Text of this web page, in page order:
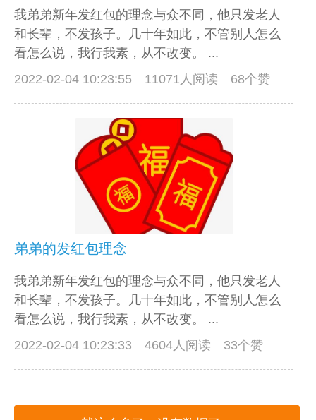
我弟弟新年发红包的理念与众不同，他只发老人
和长辈，不发孩子。几十年如此，不管别人怎么
看怎么说，我行我素，从不改变。 ...
2022-02-04 10:23:55
11071人阅读 68个赞
弟弟的发红包理念
我弟弟新年发红包的理念与众不同，他只发老人
和长辈，不发孩子。几十年如此，不管别人怎么
看怎么说，我行我素，从不改变。 ...
2022-02-04 10:23:33
4604人阅读 33个赞